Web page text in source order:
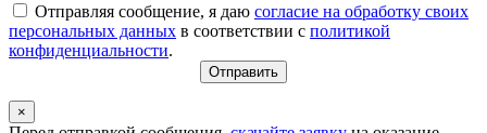
Отправляя сообщение, я даю согласие на обработку своих
персональных данных в соответствии с политикой
конфиденциальности.
×